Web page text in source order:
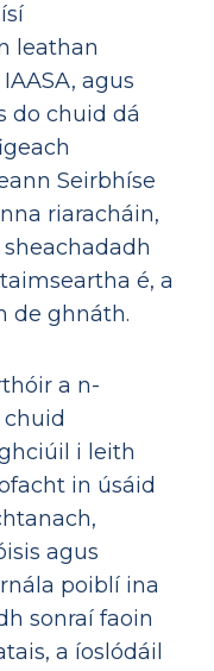
leathan
agus
do chuid dá
Seirbhíse
riaracháin,
sheachadadh
é, a
de ghnáth.
a n-
i leith
in úsáid
agus
poiblí ina
sonraí faoin
a íoslódáil